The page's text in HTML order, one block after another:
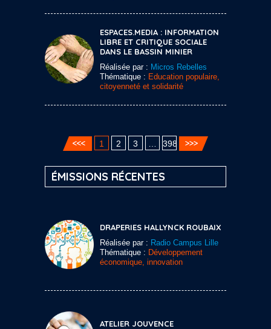
ESPACES.MEDIA : INFORMATION
LIBRE ET CRITIQUE SOCIALE
DANS LE BASSIN MINIER
Réalisée par : Micros Rebelles
Thématique : Education populaire,
citoyenneté et solidarité
1 2 3 398
ÉMISSIONS RÉCENTES
DRAPERIES HALLYNCK ROUBAIX
Réalisée par : Radio Campus Lille
Thématique : Développement
économique, innovation
ATELIER JOUVENCE